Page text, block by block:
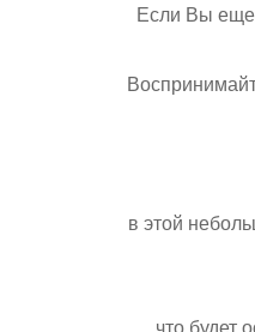
Если Вы еще
в этой